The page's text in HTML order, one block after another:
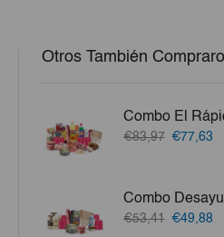
Otros También
Combo El
€83,97 El
€83,97.
€77,63El
Combo
€53,41 El
€49,88El